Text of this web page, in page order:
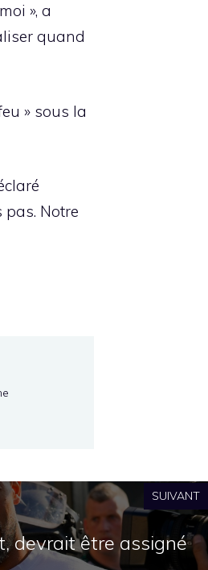
», a
quand
» sous la
pas. Notre
SUIVANT
devrait être assigné